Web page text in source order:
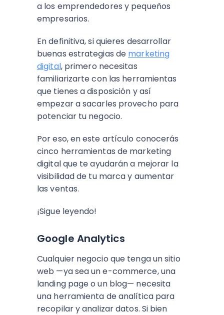
a los emprendedores y pequeños
empresarios.
En definitiva, si quieres desarrollar
buenas estrategias de marketing
digital, primero necesitas
familiarizarte con las herramientas
que tienes a disposición y así
empezar a sacarles provecho para
potenciar tu negocio.
Por eso, en este artículo conocerás
cinco herramientas de marketing
digital que te ayudarán a mejorar la
visibilidad de tu marca y aumentar
las ventas.
¡Sigue leyendo!
Google Analytics
Cualquier negocio que tenga un sitio
web —ya sea un e-commerce, una
landing page o un blog— necesita
una herramienta de analítica para
recopilar y analizar datos. Si bien